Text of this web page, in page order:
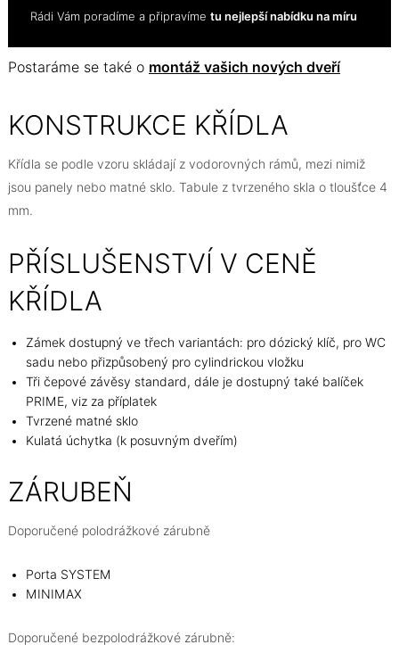
Rádi Vám poradíme a připravíme tu nejlepší nabídku na míru
Postaráme se také o montáž vašich nových dveří
KONSTRUKCE KŘÍDLA
Křídla se podle vzoru skládají z vodorovných rámů, mezi nimiž
jsou panely nebo matné sklo. Tabule z tvrzeného skla o tloušťce 4
mm.
PŘÍSLUŠENSTVÍ V CENĚ
KŘÍDLA
Zámek dostupný ve třech variantách: pro dózický klíč, pro WC
sadu nebo přizpůsobený pro cylindrickou vložku
Tři čepové závěsy standard, dále je dostupný také balíček
PRIME, viz za příplatek
Tvrzené matné sklo
Kulatá úchytka (k posuvným dveřím)
ZÁRUBEŇ
Doporučené polodrážkové zárubně
Porta SYSTEM
MINIMAX
Doporučené bezpolodrážkové zárubně: